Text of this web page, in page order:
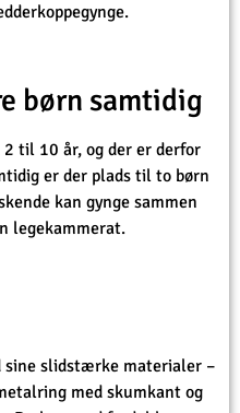
børn samtidig
til 10 år, og der er derfor
er der plads til to børn
kan gynge sammen
legekammerat.
sine slidstærke materialer –
med skumkant og